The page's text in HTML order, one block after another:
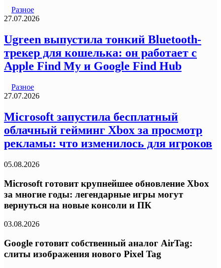
Разное
27.07.2026
Ugreen выпустила тонкий Bluetooth-
трекер для кошелька: он работает с
Apple Find My и Google Find Hub
Разное
27.07.2026
Microsoft запустила бесплатный
облачный гейминг Xbox за просмотр
рекламы: что изменилось для игроков
05.08.2026
Microsoft готовит крупнейшее обновление Xbox
за многие годы: легендарные игры могут
вернуться на новые консоли и ПК
03.08.2026
Google готовит собственный аналог AirTag:
слиты изображения нового Pixel Tag